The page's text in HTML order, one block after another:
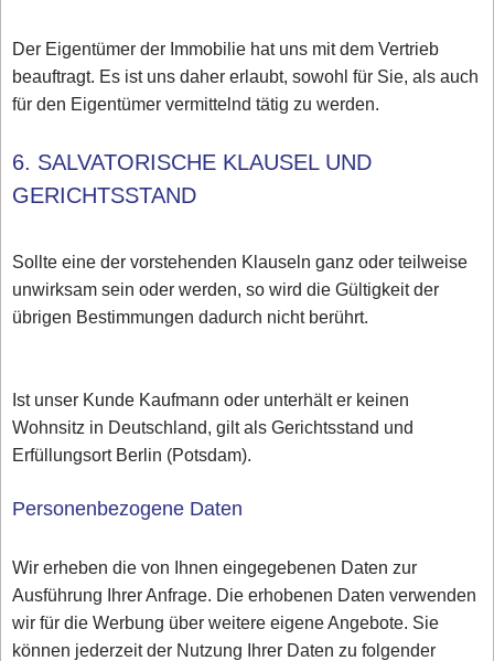
Der Eigentümer der Immobilie hat uns mit dem Vertrieb
beauftragt. Es ist uns daher erlaubt, sowohl für Sie, als auch
für den Eigentümer vermittelnd tätig zu werden.
6. SALVATORISCHE KLAUSEL UND
GERICHTSSTAND
Sollte eine der vorstehenden Klauseln ganz oder teilweise
unwirksam sein oder werden, so wird die Gültigkeit der
übrigen Bestimmungen dadurch nicht berührt.
Ist unser Kunde Kaufmann oder unterhält er keinen
Wohnsitz in Deutschland, gilt als Gerichtsstand und
Erfüllungsort Berlin (Potsdam).
Personenbezogene Daten
Wir erheben die von Ihnen eingegebenen Daten zur
Ausführung Ihrer Anfrage. Die erhobenen Daten verwenden
wir für die Werbung über weitere eigene Angebote. Sie
können jederzeit der Nutzung Ihrer Daten zu folgender